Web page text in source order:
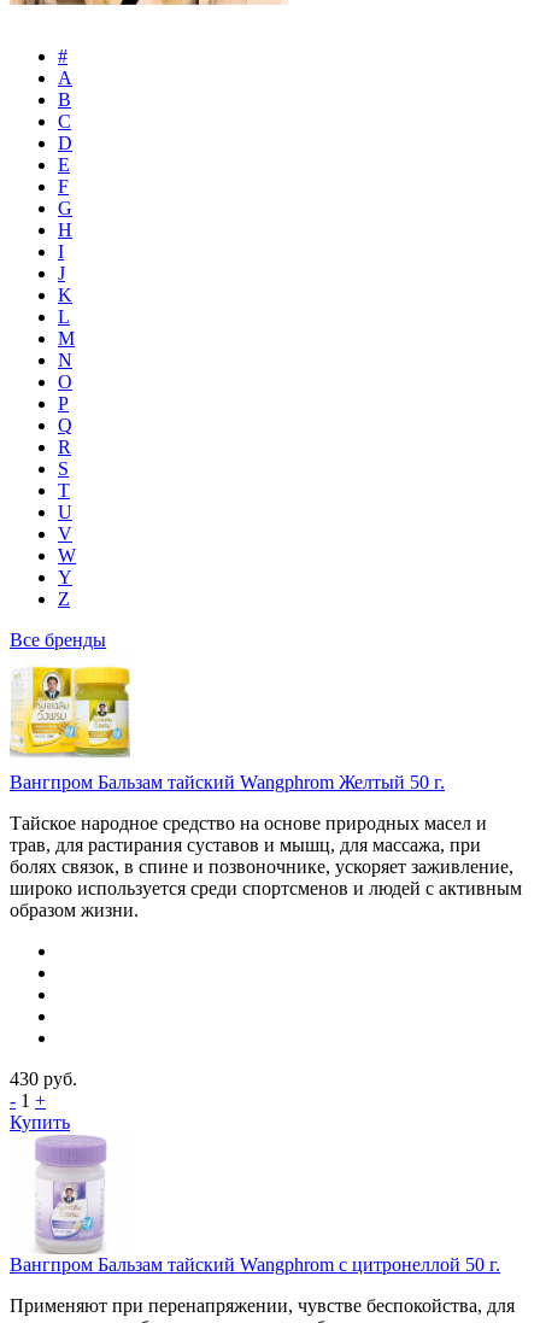
#
A
B
C
D
E
F
G
H
I
J
K
L
M
N
O
P
Q
R
S
T
U
V
W
Y
Z
Все бренды
Вангпром Бальзам тайский Wangphrom Желтый 50 г.
Тайское народное средство на основе природных масел и
трав, для растирания суставов и мышц, для массажа, при
болях связок, в спине и позвоночнике, ускоряет заживление,
широко используется среди спортсменов и людей с активным
образом жизни.
430 руб.
- 1 +
Купить
Вангпром Бальзам тайский Wangphrom с цитронеллой 50 г.
Применяют при перенапряжении, чувстве беспокойства, для